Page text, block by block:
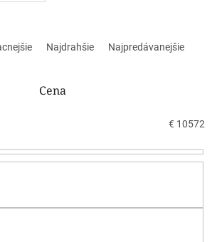
Najdrahšie Najpredávanejšie
Cena
€ 10572